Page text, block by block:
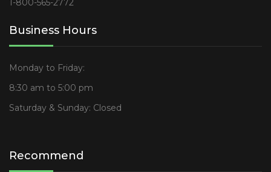
1-800-565-2772
Business Hours
Monday to Friday:
8:30 am to 5:00 pm
Saturday & Sunday: Closed
Recommend